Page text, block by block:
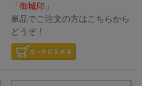
「御城印」
単品でご注文の方はこちらから
どうぞ！